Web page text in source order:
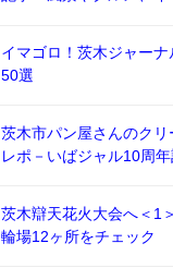
イマゴロ！茨木ジャー
50選
茨木市パン屋さんのク
レポ－いばジャル10周
茨木辯天花火大会へ＜1
輪場12ヶ所をチェック